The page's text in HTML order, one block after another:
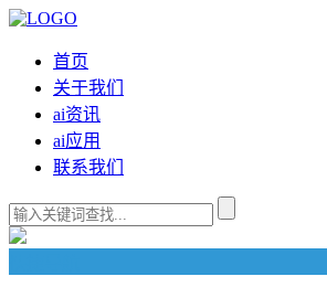
首页
关于我们
ai资讯
ai应用
联系我们